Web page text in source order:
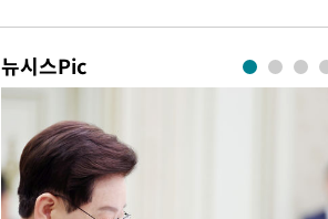
뉴시스Pic